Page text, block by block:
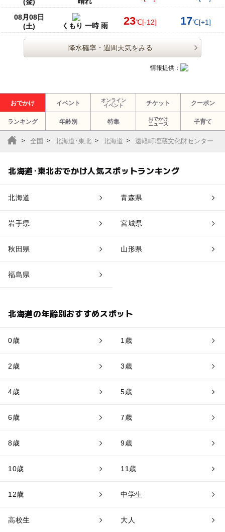
(金)
08月08日
(土)
くもり 一時 雨 23℃[-12] 17℃[+1]
降水確率・週間天気をみる
情報提供：
おでかけ イベント
オンライン
イベント
チケット クーポン
ランキング 年齢別 特集
おでかけ
ニュース
子育て
全国 北海道･東北 北海道 遠軽町埋蔵文化財センター
北海道･東北おでかけ人気スポットランキング
北海道 青森県
岩手県 宮城県
秋田県 山形県
福島県
北海道の年齢別おすすめスポット
0歳 1歳
2歳 3歳
4歳 5歳
6歳 7歳
8歳 9歳
10歳 11歳
12歳 中学生
高校生 大人